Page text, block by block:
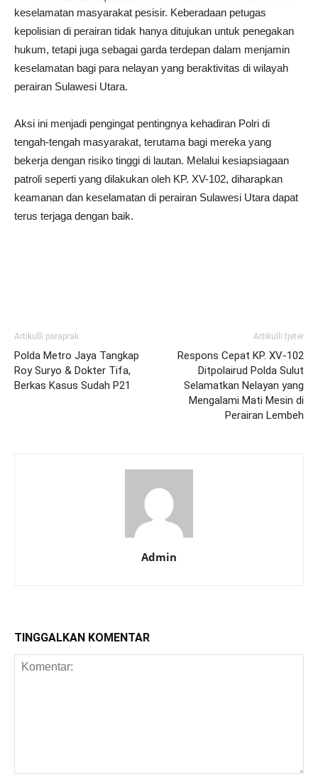
keselamatan masyarakat pesisir. Keberadaan petugas
kepolisian di perairan tidak hanya ditujukan untuk penegakan
hukum, tetapi juga sebagai garda terdepan dalam menjamin
keselamatan bagi para nelayan yang beraktivitas di wilayah
perairan Sulawesi Utara.
Aksi ini menjadi pengingat pentingnya kehadiran Polri di
tengah-tengah masyarakat, terutama bagi mereka yang
bekerja dengan risiko tinggi di lautan. Melalui kesiapsiagaan
patroli seperti yang dilakukan oleh KP. XV-102, diharapkan
keamanan dan keselamatan di perairan Sulawesi Utara dapat
terus terjaga dengan baik.
Artikulli paraprak
Polda Metro Jaya Tangkap
Roy Suryo & Dokter Tifa,
Berkas Kasus Sudah P21
Artikulli tjetër
Respons Cepat KP. XV-102
Ditpolairud Polda Sulut
Selamatkan Nelayan yang
Mengalami Mati Mesin di
Perairan Lembeh
Admin
TINGGALKAN KOMENTAR